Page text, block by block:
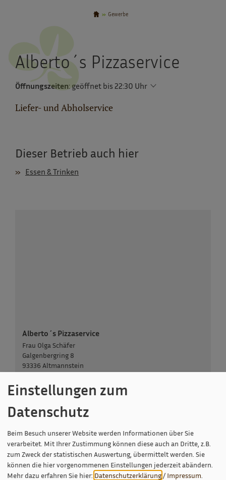
Gewerbe
Alberto´s Pizzaservice
Öffnungszeiten: geöffnet bis 22:30 Uhr
Liefer- und Abholservice
Dieser Betrieb auch hier
Essen & Trinken
Alberto´s Pizzaservice
Frau Olga Schäfer
Galgenbergring 8
93336 Altmannstein
0159 06646663
Einstellungen zum
Datenschutz
Beim Besuch unserer Website werden Informationen über Sie
verarbeitet. Mit Ihrer Zustimmung können diese auch an Dritte, z.B.
zum Zweck der statistischen Auswertung, übermittelt werden. Sie
können die hier vorgenommenen Einstellungen jederzeit abändern.
Mehr dazu erfahren Sie hier: Datenschutzerklärung/ Impressum.